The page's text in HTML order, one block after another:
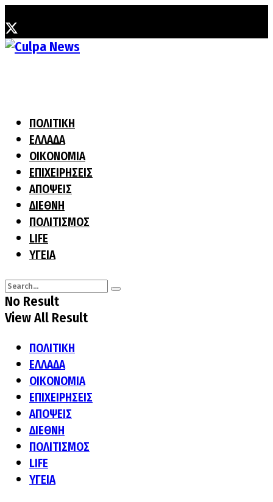
ΠΟΛΙΤΙΚΗ
ΕΛΛΑΔΑ
ΟΙΚΟΝΟΜΙΑ
ΕΠΙΧΕΙΡΗΣΕΙΣ
ΑΠΟΨΕΙΣ
ΔΙΕΘΝΗ
ΠΟΛΙΤΙΣΜΟΣ
LIFE
ΥΓΕΙΑ
No Result
View All Result
ΠΟΛΙΤΙΚΗ
ΕΛΛΑΔΑ
ΟΙΚΟΝΟΜΙΑ
ΕΠΙΧΕΙΡΗΣΕΙΣ
ΑΠΟΨΕΙΣ
ΔΙΕΘΝΗ
ΠΟΛΙΤΙΣΜΟΣ
LIFE
ΥΓΕΙΑ